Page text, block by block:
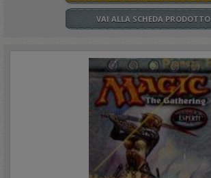
VAI ALLA SCHEDA PRODOTTO